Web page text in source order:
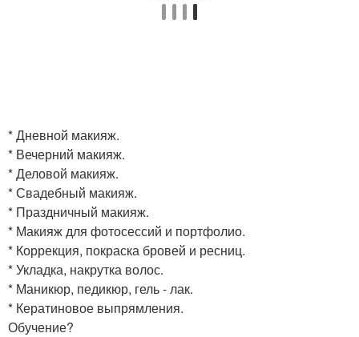
* Дневной макияж.
* Вечерний макияж.
* Деловой макияж.
* Свадебный макияж.
* Праздничный макияж.
* Макияж для фотосессий и портфолио.
* Коррекция, покраска бровей и ресниц.
* Укладка, накрутка волос.
* Маникюр, педикюр, гель - лак.
* Кератиновое выпрямления.
Обучение?